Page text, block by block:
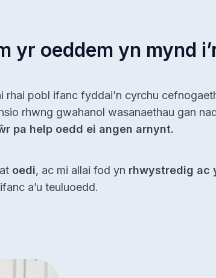
yr oeddem yn mynd
rhai pobl ifanc fyddai’n cyrchu
rhwng gwahanol wasanaethau gan
pa help oedd ei angen arnynt.
oedi, ac mi allai fod yn rhwystredig ac
a’u teuluoedd.